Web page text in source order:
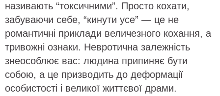
називають “токсичними”. Просто кохати,
забуваючи себе, “кинути усе” — це не
романтичні приклади величезного кохання, а
тривожні ознаки. Невротична залежність
знеособлює вас: людина припиняє бути
собою, а це призводить до деформації
особистості і великої життєвої драми.